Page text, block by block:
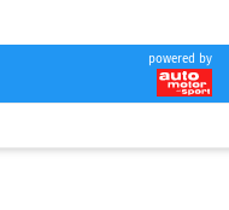
powered by